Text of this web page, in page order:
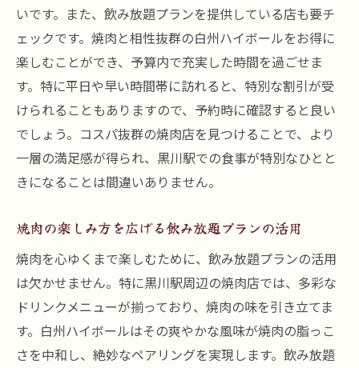
いです。また、飲み放題プランを提供している店も要チ
ェックです。焼肉と相性抜群の白州ハイボールをお得に
楽しむことができ、予算内で充実した時間を過ごせま
す。特に平日や早い時間帯に訪れると、特別な割引が受
けられることもありますので、予約時に確認すると良い
でしょう。コスパ抜群の焼肉店を見つけることで、より
一層の満足感が得られ、黒川駅での食事が特別なひとと
きになることは間違いありません。
焼肉の楽しみ方を広げる飲み放題プランの活用
焼肉を心ゆくまで楽しむために、飲み放題プランの活用
は欠かせません。特に黒川駅周辺の焼肉店では、多彩な
ドリンクメニューが揃っており、焼肉の味を引き立てま
す。白州ハイボールはその爽やかな風味が焼肉の脂っこ
さを中和し、絶妙なペアリングを実現します。飲み放題